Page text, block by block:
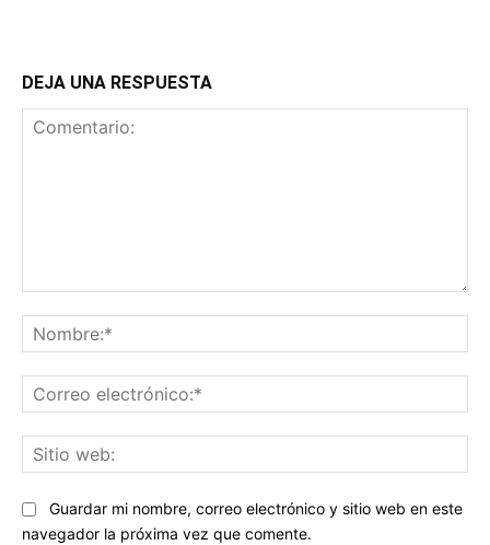
DEJA UNA RESPUESTA
Guardar mi nombre, correo electrónico y sitio web en este
navegador la próxima vez que comente.